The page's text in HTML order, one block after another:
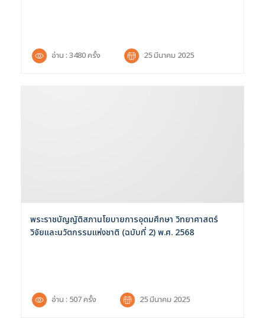
อ่าน : 3480 ครั้ง 25 มีนาคม 2025
พระราชบัญญัติสภานโยบายการอุดมศึกษา วิทยาศาสตร์
วิจัยและนวัตกรรมแห่งชาติ (ฉบับที่ 2) พ.ศ. 2568
อ่าน : 507 ครั้ง 25 มีนาคม 2025